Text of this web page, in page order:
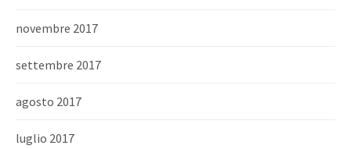
novembre 2017
settembre 2017
agosto 2017
luglio 2017